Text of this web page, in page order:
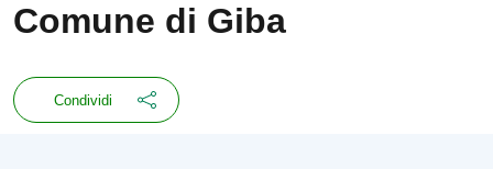
Comune di Giba
Condividi